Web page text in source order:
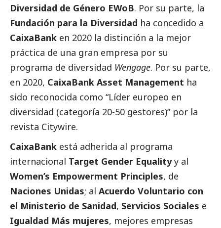
Diversidad de Género EWoB. Por su parte, la
Fundación para la Diversidad ha concedido a
CaixaBank en 2020 la distinción a la mejor
práctica de una gran empresa por su
programa de diversidad Wengage. Por su parte,
en 2020, CaixaBank Asset Management ha
sido reconocida como “Líder europeo en
diversidad (categoría 20-50 gestores)” por la
revista Citywire.
CaixaBank está adherida al programa
internacional Target Gender Equalityy al
Women’s Empowerment Principles, de
Naciones Unidas; al Acuerdo Voluntario con
el Ministerio de Sanidad, Servicios Sociales e
Igualdad Más mujeres, mejores empresas